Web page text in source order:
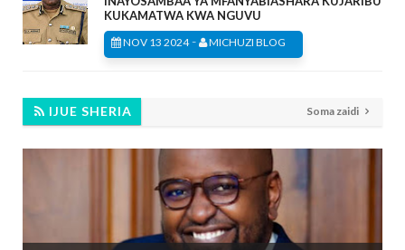
KUKAMATWA KWA NGUVU
NOV 13 2024- MICHUZI BLOG
IJUE SHERIA Soma zaidi